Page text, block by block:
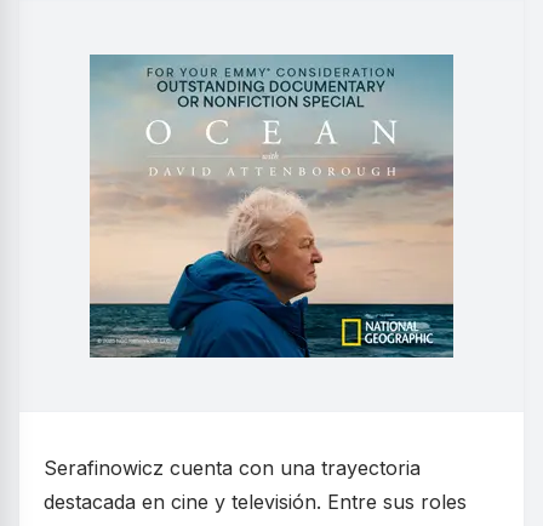
Serafinowicz cuenta con una trayectoria
destacada en cine y televisión. Entre sus roles